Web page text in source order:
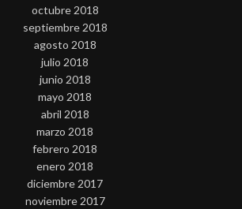
octubre 2018
septiembre 2018
agosto 2018
julio 2018
junio 2018
mayo 2018
abril 2018
marzo 2018
febrero 2018
enero 2018
diciembre 2017
noviembre 2017